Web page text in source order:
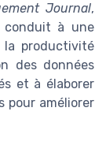
Journal,
conduit à une
la productivité
des données
et à élaborer
pour améliorer